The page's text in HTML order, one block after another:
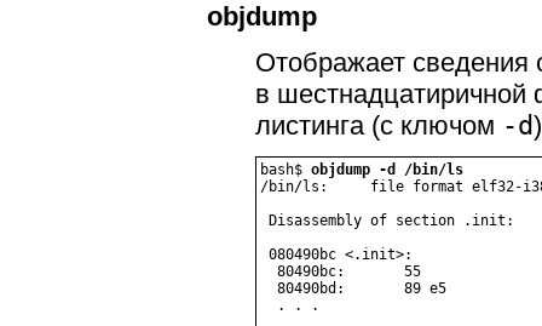
objdump
Отображает
в шестнадцатиричной
листинга (с ключом -d
bash$ objdump -d /bin/ls
/bin/ls:     file format elf32-
Disassembly of section .init:
080490bc <.init>:
80490bc:       55
80490bd:       89 e5
  . . .